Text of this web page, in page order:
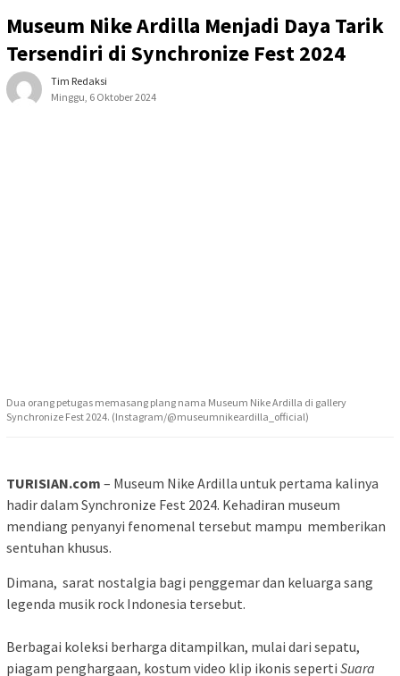
Museum Nike Ardilla Menjadi Daya Tarik
Tersendiri di Synchronize Fest 2024
Tim Redaksi
Minggu, 6 Oktober 2024
Dua orang petugas memasang plang nama Museum Nike Ardilla di gallery
Synchronize Fest 2024. (Instagram/@museumnikeardilla_official)
TURISIAN.com – Museum Nike Ardilla untuk pertama kalinya
hadir dalam Synchronize Fest 2024. Kehadiran museum
mendiang penyanyi fenomenal tersebut mampu memberikan
sentuhan khusus.
Dimana, sarat nostalgia bagi penggemar dan keluarga sang
legenda musik rock Indonesia tersebut.